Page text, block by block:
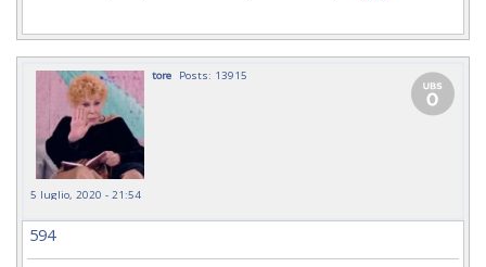
tore Posts: 13915
5 luglio, 2020 - 21:54
594